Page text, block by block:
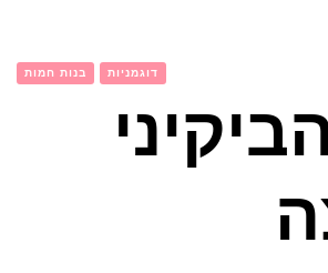
בנות חמות דוגמניות